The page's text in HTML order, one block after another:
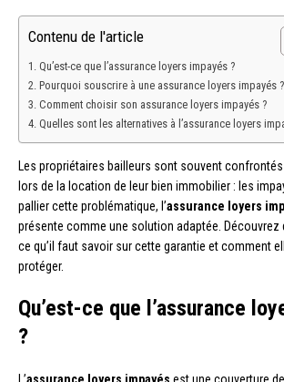
Contenu de l'article
Qu’est-ce que l’assurance loyers impayés ?
Pourquoi souscrire à une assurance loyers impayés ?
Comment choisir son assurance loyers impayés ?
Quelles sont les alternatives à l’assurance loyers
Les propriétaires bailleurs sont souvent
lors de la location de leur bien immobilier : les
pallier cette problématique, l’assurance loyers
présente comme une solution adaptée.
ce qu’il faut savoir sur cette garantie et comment
protéger.
Qu’est-ce que l’assurance
?